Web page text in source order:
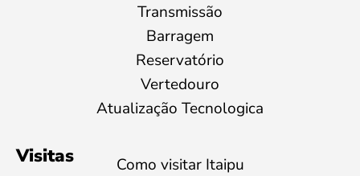
Transmissão
Barragem
Reservatório
Vertedouro
Atualização Tecnologica
Visitas
Como visitar Itaipu